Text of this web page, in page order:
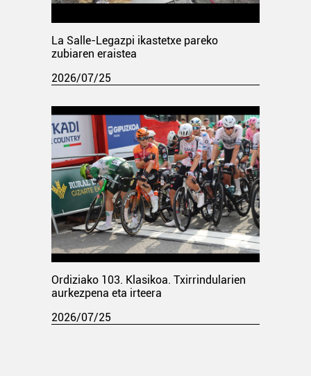
La Salle-Legazpi ikastetxe pareko
zubiaren eraistea
2026/07/25
Ordiziako 103. Klasikoa. Txirrindularien
aurkezpena eta irteera
2026/07/25